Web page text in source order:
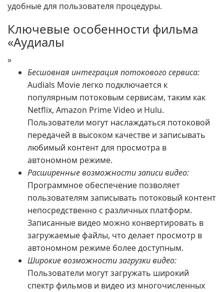
удобные для пользователя процедуры.
Ключевые особенности фильма
«Аудиалы
»
Бесшовная интеграция потокового сервиса:
Audials Movie легко подключается к
популярным потоковым сервисам, таким как
Netflix, Amazon Prime Video и Hulu.
Пользователи могут наслаждаться потоковой
передачей в высоком качестве и записывать
любимый контент для просмотра в
автономном режиме.
Расширенные возможности записи видео:
Программное обеспечение позволяет
пользователям записывать потоковый контент
непосредственно с различных платформ.
Записанные видео можно конвертировать в
загружаемые файлы, что делает просмотр в
автономном режиме более доступным.
Широкие возможности загрузки видео:
Пользователи могут загружать широкий
спектр фильмов и видео из многочисленных